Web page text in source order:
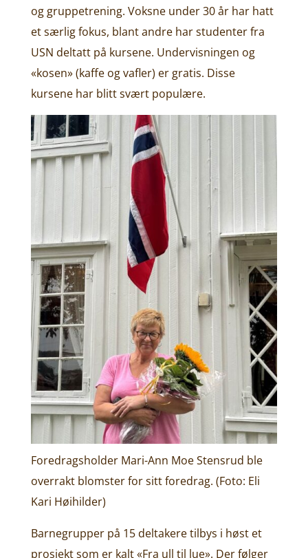
og gruppetrening. Voksne under 30 år har hatt
et særlig fokus, blant andre har studenter fra
USN deltatt på kursene. Undervisningen og
«kosen» (kaffe og vafler) er gratis. Disse
kursene har blitt svært populære.
Foredragsholder Mari-Ann Moe Stensrud ble
overrakt blomster for sitt foredrag. (Foto: Eli
Kari Høihilder)
Barnegrupper på 15 deltakere tilbys i høst et
prosjekt som er kalt «Fra ull til lue». Der følger